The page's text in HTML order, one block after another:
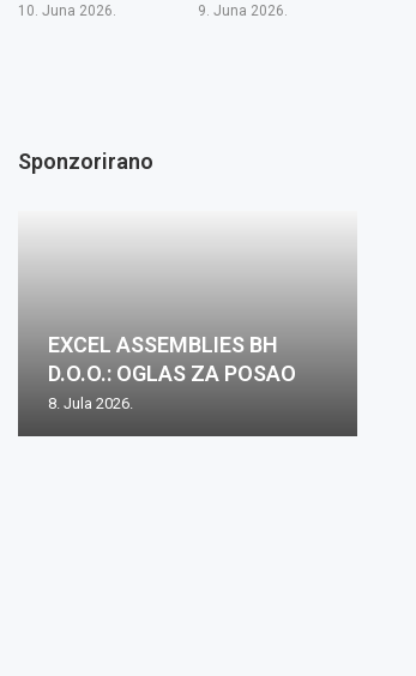
10. Juna 2026. 9. Juna 2026.
Sponzorirano
EXCEL ASSEMBLIES BH
D.O.O.: OGLAS ZA POSAO
8. Jula 2026.